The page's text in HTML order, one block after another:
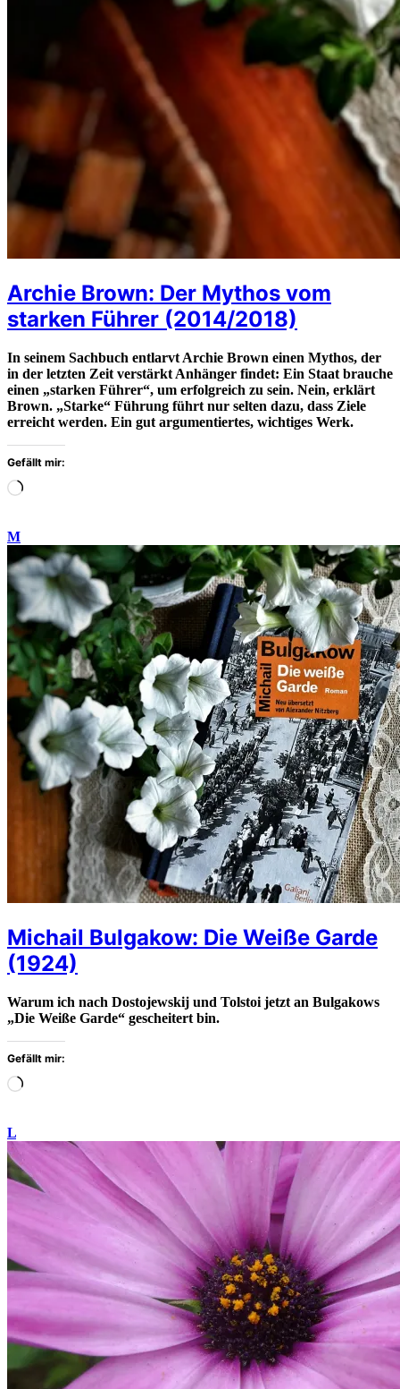
Archie Brown: Der Mythos vom
starken Führer (2014/2018)
In seinem Sachbuch entlarvt Archie Brown einen Mythos, der
in der letzten Zeit verstärkt Anhänger findet: Ein Staat brauche
einen „starken Führer“, um erfolgreich zu sein. Nein, erklärt
Brown. „Starke“ Führung führt nur selten dazu, dass Ziele
erreicht werden. Ein gut argumentiertes, wichtiges Werk.
Gefällt mir:
Wird
M
Michail Bulgakow: Die Weiße Garde
(1924)
Warum ich nach Dostojewskij und Tolstoi jetzt an Bulgakows
„Die Weiße Garde“ gescheitert bin.
Gefällt mir:
Wird
L